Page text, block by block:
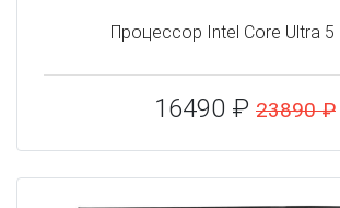
Процессор Intel Core Ultra 5
16490 ₽ 23890 ₽